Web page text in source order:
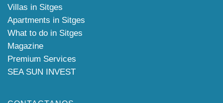
Villas in Sitges
Apartments in Sitges
What to do in Sitges
Magazine
Premium Services
SEA SUN INVEST